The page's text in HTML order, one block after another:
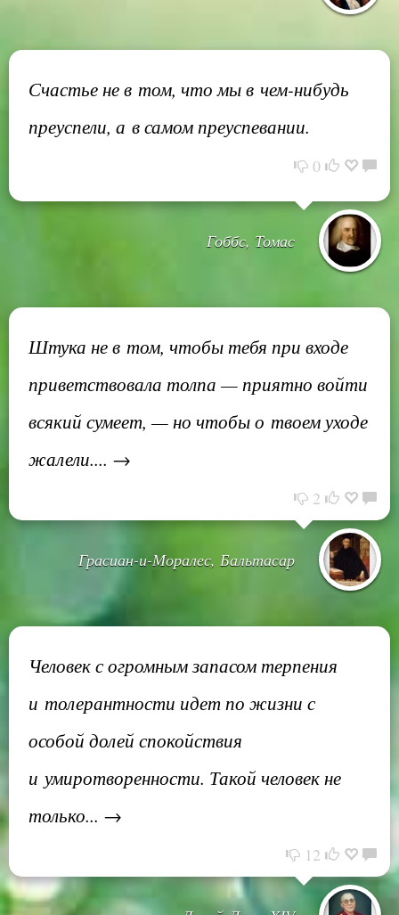
Счастье не в том, что мы в чем-нибудь
преуспели, а в самом преуспевании.
0
Гоббс, Томас
Штука не в том, чтобы тебя при входе
приветствовала толпа — приятно войти
всякий сумеет, — но чтобы о твоем уходе
жалели.... →
2
Грасиан-и-Моралес, Бальтасар
Человек с огромным запасом терпения
и толерантности идет по жизни с
особой долей спокойствия
и умиротворенности. Такой человек не
только... →
12